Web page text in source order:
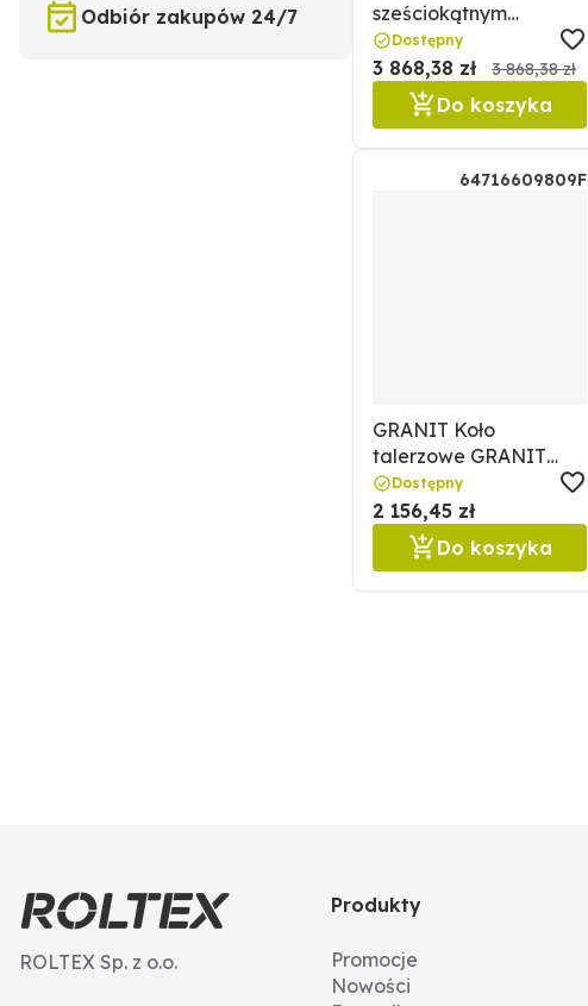
Odbiór zakupów 24/7
sześciokątnym
GRANIT
5450501007555
Dostępny
3 868,38 zł 3 868,38 zł
Do koszyka
64716609809F
GRANIT Koło
talerzowe GRANIT
64716609809F
Dostępny
2 156,45 zł
Do koszyka
ROLTEX Sp. z o.o.
Produkty
Promocje
Nowości